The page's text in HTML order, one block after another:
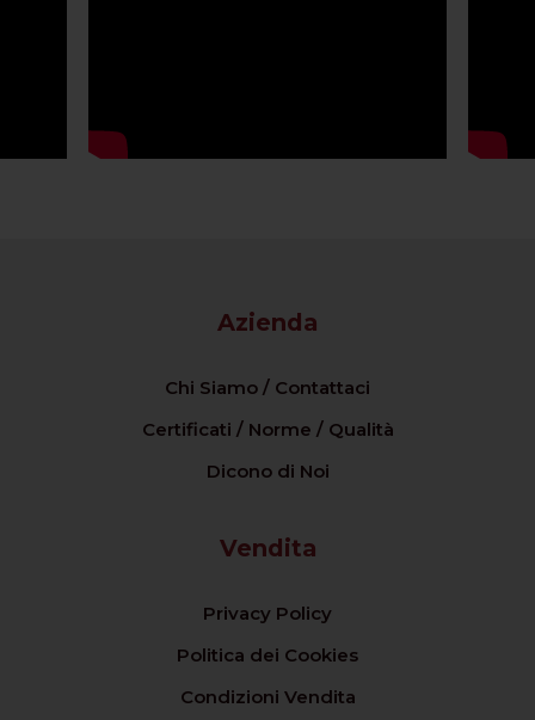
Azienda
Chi Siamo / Contattaci
Certificati / Norme / Qualità
Dicono di Noi
Vendita
Privacy Policy
Politica dei Cookies
Condizioni Vendita